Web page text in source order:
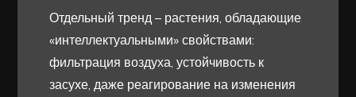
Отдельный тренд – растения, обладающие
«интеллектуальными» свойствами:
фильтрация воздуха, устойчивость к
засухе, даже реагирование на изменения